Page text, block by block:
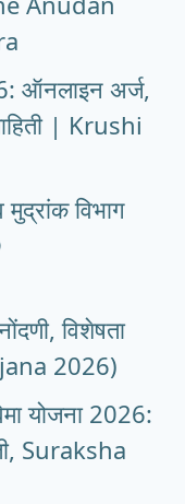
ऑनलाइन अर्ज,
| Krushi
विभाग
विशेषता
2026)
योजना 2026:
Suraksha